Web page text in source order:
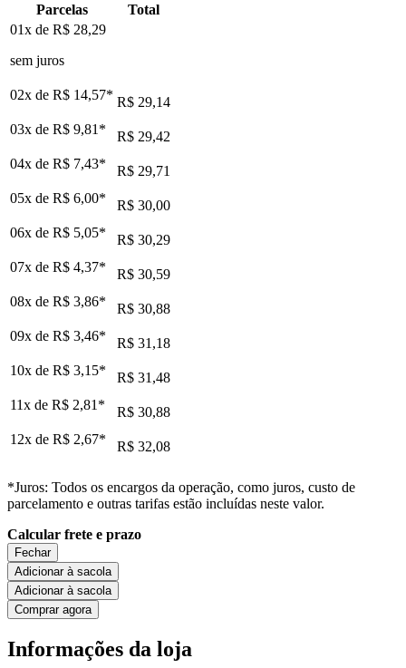
Parcelas
Total
01x de R$ 28,29
sem juros
02x de R$ 14,57* R$ 29,14
03x de R$ 9,81*
R$ 29,42
04x de R$ 7,43*
R$ 29,71
05x de R$ 6,00*
R$ 30,00
06x de R$ 5,05*
R$ 30,29
07x de R$ 4,37*
R$ 30,59
08x de R$ 3,86*
R$ 30,88
09x de R$ 3,46*
R$ 31,18
10x de R$ 3,15*
R$ 31,48
11x de R$ 2,81*
R$ 30,88
12x de R$ 2,67* R$ 32,08
*Juros: Todos os encargos da operação, como juros, custo de
parcelamento e outras tarifas estão incluídas neste valor.
Calcular frete e prazo
Fechar
Adicionar à sacola
Adicionar à sacola
Comprar agora
Informações da loja